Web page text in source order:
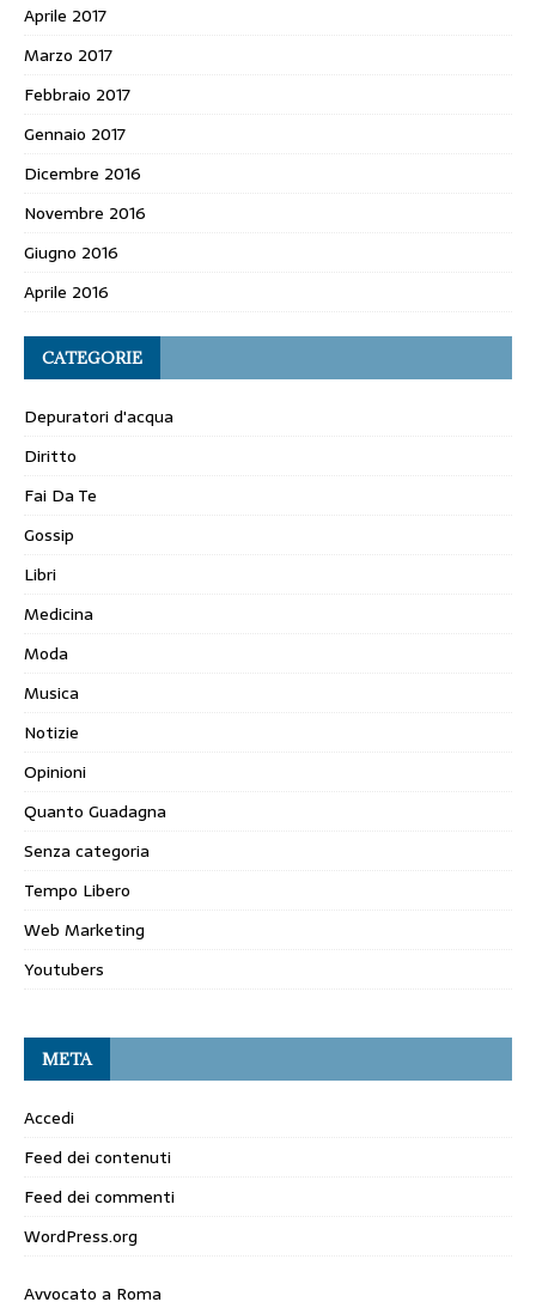
Aprile 2017
Marzo 2017
Febbraio 2017
Gennaio 2017
Dicembre 2016
Novembre 2016
Giugno 2016
Aprile 2016
CATEGORIE
Depuratori d'acqua
Diritto
Fai Da Te
Gossip
Libri
Medicina
Moda
Musica
Notizie
Opinioni
Quanto Guadagna
Senza categoria
Tempo Libero
Web Marketing
Youtubers
META
Accedi
Feed dei contenuti
Feed dei commenti
WordPress.org
Avvocato a Roma